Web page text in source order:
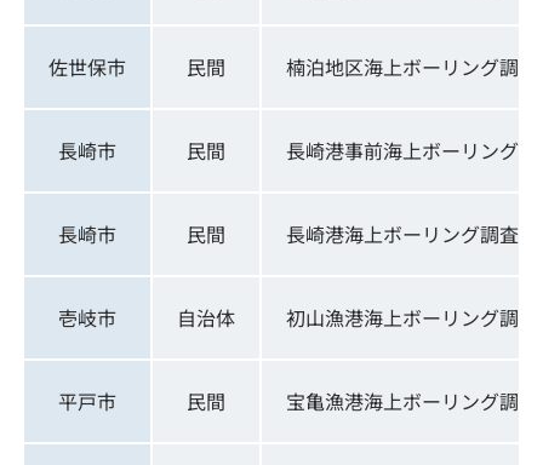
佐世保市 民間 楠泊地区海上ボーリング調査
長崎市 民間 長崎港事前海上ボーリング
長崎市 民間 長崎港海上ボーリング調査
壱岐市 自治体 初山漁港海上ボーリング調査
平戸市 民間 宝亀漁港海上ボーリング調査